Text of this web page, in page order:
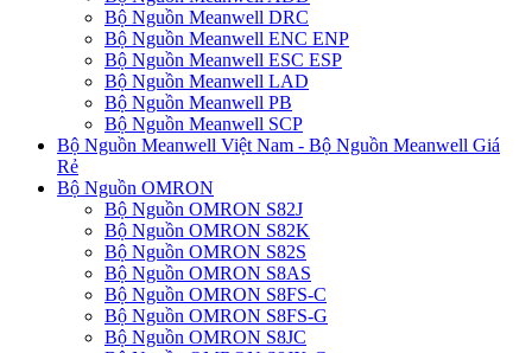
Bộ Nguồn Meanwell DRC
Bộ Nguồn Meanwell ENC ENP
Bộ Nguồn Meanwell ESC ESP
Bộ Nguồn Meanwell LAD
Bộ Nguồn Meanwell PB
Bộ Nguồn Meanwell SCP
Bộ Nguồn Meanwell Việt Nam - Bộ Nguồn Meanwell Giá
Rẻ
Bộ Nguồn OMRON
Bộ Nguồn OMRON S82J
Bộ Nguồn OMRON S82K
Bộ Nguồn OMRON S82S
Bộ Nguồn OMRON S8AS
Bộ Nguồn OMRON S8FS-C
Bộ Nguồn OMRON S8FS-G
Bộ Nguồn OMRON S8JC